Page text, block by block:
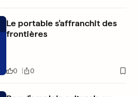
Le portable s'affranchit des
frontières
0 0